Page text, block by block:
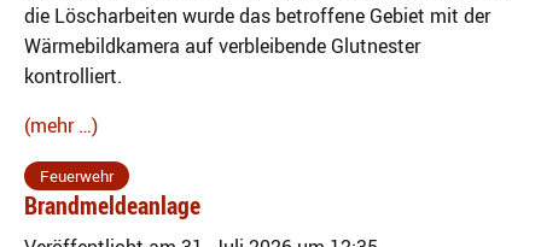
die Löscharbeiten wurde das betroffene Gebiet mit der
Wärmebildkamera auf verbleibende Glutnester
kontrolliert.
(mehr …)
Feuerwehr
Brandmeldeanlage